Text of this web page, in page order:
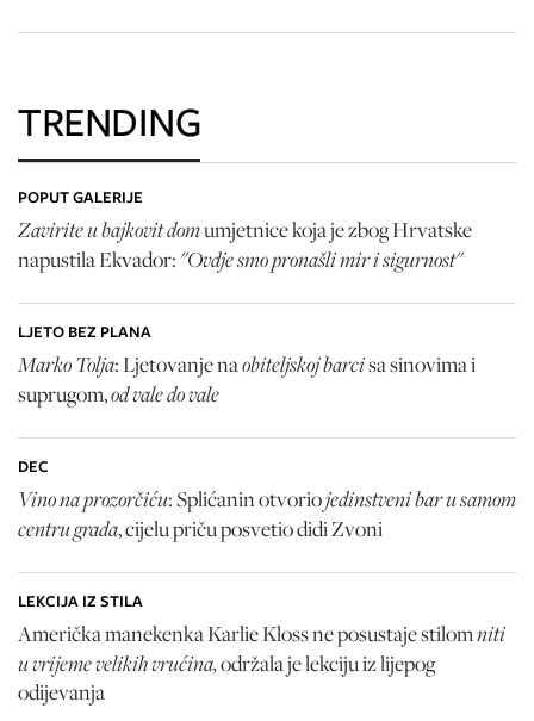
TRENDING
POPUT GALERIJE
Zavirite u bajkovit domumjetnice koja je zbog Hrvatske
napustila Ekvador: "Ovdje smo pronašli mir i sigurnost"
LJETO BEZ PLANA
Marko Tolja: Ljetovanje naobiteljskoj barcisa sinovima i
suprugom,od vale do vale
DEC
Vino na prozorčiću: Splićanin otvoriojedinstveni bar u samom
centru grada, cijelu priču posvetio didi Zvoni
LEKCIJA IZ STILA
Američka manekenka Karlie Kloss ne posustaje stilomniti
u vrijeme velikih vrućina,održala je lekciju iz lijepog
odijevanja